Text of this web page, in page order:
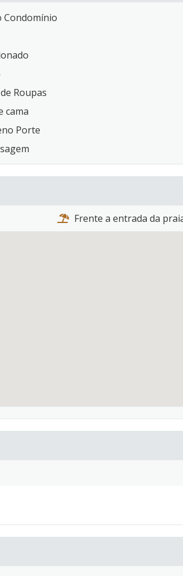
Condomínio
Roupas
cama
Porte
Frente a entrada da